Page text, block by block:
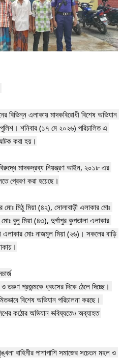
বিভিন্ন এলাকায় মাদকবিরোধী বিশেষ অভিযান
পুলিশ। শনিবার (১৭ মে ২০২৬) পরিচালিত এ
করা হয়।
মাদকদ্রব্য নিয়ন্ত্রণ আইন, ২০১৮ এর
প্রেরণ করা হয়েছে।
মিঠু মিয়া (৪২), সোলাবাড়ী এলাকার মোঃ
বুলু মিয়া (৪৩), দুর্গাপুর কুপতালা এলাকার
এলাকার মোঃ নাজমুল মিয়া (২৬)। সকলের বাড়ি
প্রজন্মকে ধ্বংসের দিকে ঠেলে দিচ্ছে।
বিশেষ অভিযান পরিচালনা করছে।
কঠোর অভিযান ভবিষ্যতেও অব্যাহত
বাহিনীর পাশাপাশি সমাজের সচেতন মহল ও